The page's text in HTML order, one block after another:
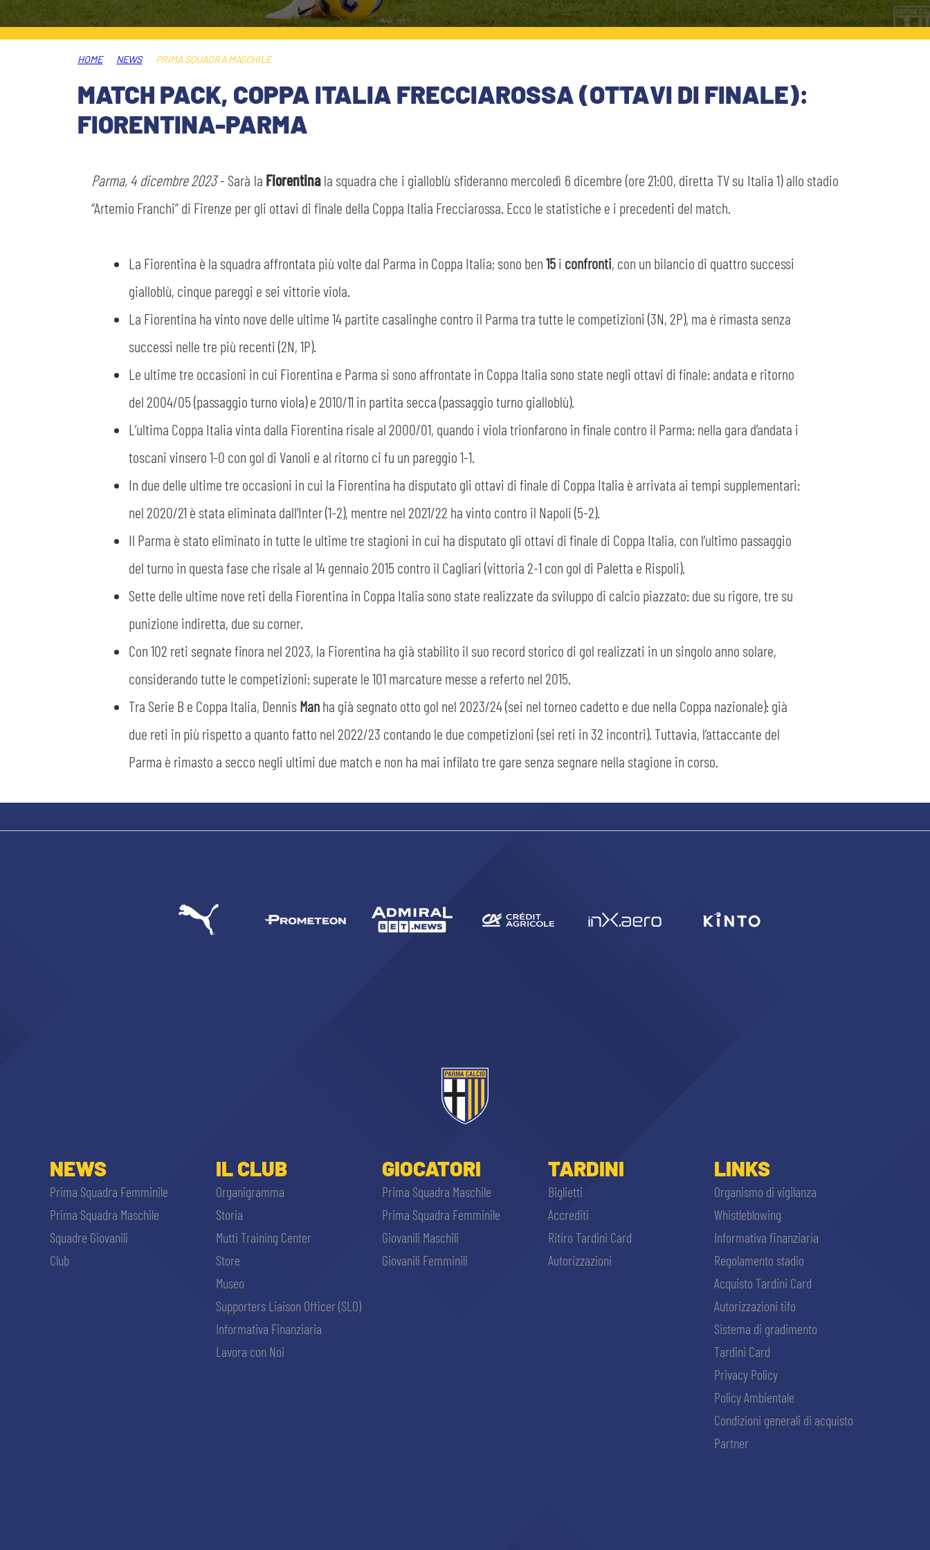
STORE
MUSEO
SLO
INFORMATIVA FINANZIARIA
MEDIA
CERCA
HOME NEWS PRIMA SQUADRA MASCHILE
MATCH PACK, COPPA ITALIA FRECCIAROSSA (OTTAVI DI FINALE):
FIORENTINA-PARMA
Parma, 4 dicembre 2023- Sarà la Fiorentinala squadra che i gialloblù sfideranno mercoledì 6 dicembre (ore 21:00, diretta TV su Italia 1) allo stadio
“Artemio Franchi” di Firenze per gli ottavi di finale della Coppa Italia Frecciarossa. Ecco le statistiche e i precedenti del match.
La Fiorentina è la squadra affrontata più volte dal Parma in Coppa Italia; sono ben15i confronti, con un bilancio di quattro successi
gialloblù, cinque pareggi e sei vittorie viola.
La Fiorentina ha vinto nove delle ultime 14 partite casalinghe contro il Parma tra tutte le competizioni (3N, 2P), ma è rimasta senza
successi nelle tre più recenti (2N, 1P).
Le ultime tre occasioni in cui Fiorentina e Parma si sono affrontate in Coppa Italia sono state negli ottavi di finale: andata e ritorno
del 2004/05 (passaggio turno viola) e 2010/11 in partita secca (passaggio turno gialloblù).
L’ultima Coppa Italia vinta dalla Fiorentina risale al 2000/01, quando i viola trionfarono in finale contro il Parma: nella gara d’andata i
toscani vinsero 1-0 con gol di Vanoli e al ritorno ci fu un pareggio 1-1.
In due delle ultime tre occasioni in cui la Fiorentina ha disputato gli ottavi di finale di Coppa Italia è arrivata ai tempi supplementari:
nel 2020/21 è stata eliminata dall’Inter (1-2), mentre nel 2021/22 ha vinto contro il Napoli (5-2).
Il Parma è stato eliminato in tutte le ultime tre stagioni in cui ha disputato gli ottavi di finale di Coppa Italia, con l’ultimo passaggio
del turno in questa fase che risale al 14 gennaio 2015 contro il Cagliari (vittoria 2-1 con gol di Paletta e Rispoli).
Sette delle ultime nove reti della Fiorentina in Coppa Italia sono state realizzate da sviluppo di calcio piazzato: due su rigore, tre su
punizione indiretta, due su corner.
Con 102 reti segnate finora nel 2023, la Fiorentina ha già stabilito il suo record storico di gol realizzati in un singolo anno solare,
considerando tutte le competizioni: superate le 101 marcature messe a referto nel 2015.
Tra Serie B e Coppa Italia, DennisManha già segnato otto gol nel 2023/24 (sei nel torneo cadetto e due nella Coppa nazionale): già
due reti in più rispetto a quanto fatto nel 2022/23 contando le due competizioni (sei reti in 32 incontri). Tuttavia, l’attaccante del
Parma è rimasto a secco negli ultimi due match e non ha mai infilato tre gare senza segnare nella stagione in corso.
NEWS
Prima Squadra Femminile
Prima Squadra Maschile
Squadre Giovanili
Club
IL CLUB
Organigramma
Storia
Mutti Training Center
Store
Museo
Supporters Liaison Officer (SLO)
Informativa Finanziaria
Lavora con Noi
GIOCATORI
Prima Squadra Maschile
Prima Squadra Femminile
Giovanili Maschili
Giovanili Femminili
TARDINI
Biglietti
Accrediti
Ritiro Tardini Card
Autorizzazioni
LINKS
Organismo di vigilanza
Whistleblowing
Informativa finanziaria
Regolamento stadio
Acquisto Tardini Card
Autorizzazioni tifo
Sistema di gradimento
Tardini Card
Privacy Policy
Policy Ambientale
Condizioni generali di acquisto
Partner
sempre abilitati
abilitato